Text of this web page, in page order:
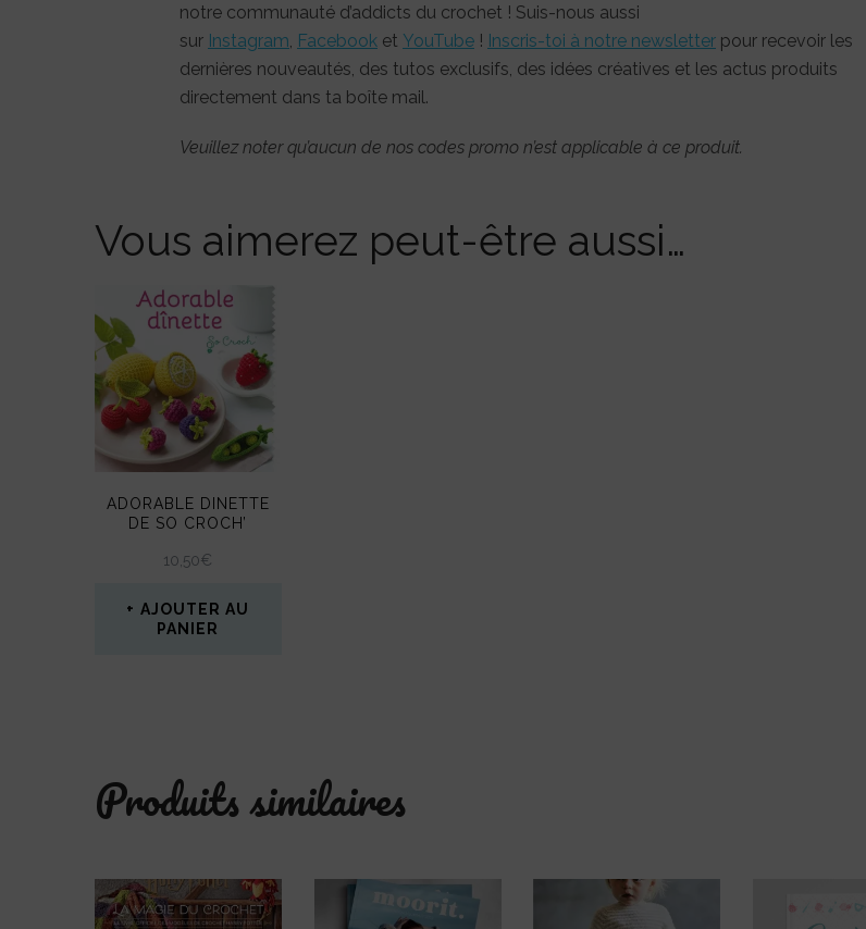
notre communauté d’addicts du crochet ! Suis-nous aussi
sur Instagram, Facebook et YouTube ! Inscris-toi à notre newsletter pour recevoir les
dernières nouveautés, des tutos exclusifs, des idées créatives et les actus produits
directement dans ta boîte mail.
Veuillez noter qu’aucun de nos codes promo n’est applicable à ce produit.
Vous aimerez peut-être aussi…
ADORABLE DINETTE
DE SO CROCH’
10,50€
AJOUTER AU
PANIER
Produits similaires